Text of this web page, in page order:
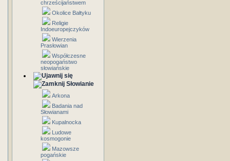
chrześcijaństwem
Okolice Bałtyku
Religie
Indoeuropejczyków
Wierzenia
Prasłowian
Współczesne
neopogaństwo
słowiańskie
Słowianie
Arkona
Badania nad
Słowianami
Kupalnocka
Ludowe
kosmogonie
Mazowsze
pogańskie